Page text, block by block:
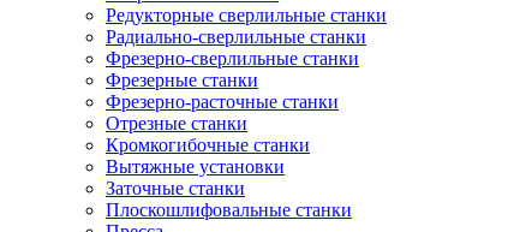
Редукторные сверлильные станки
Радиально-сверлильные станки
Фрезерно-сверлильные станки
Фрезерные станки
Фрезерно-расточные станки
Отрезные станки
Кромкогибочные станки
Вытяжные установки
Заточные станки
Плоскошлифовальные станки